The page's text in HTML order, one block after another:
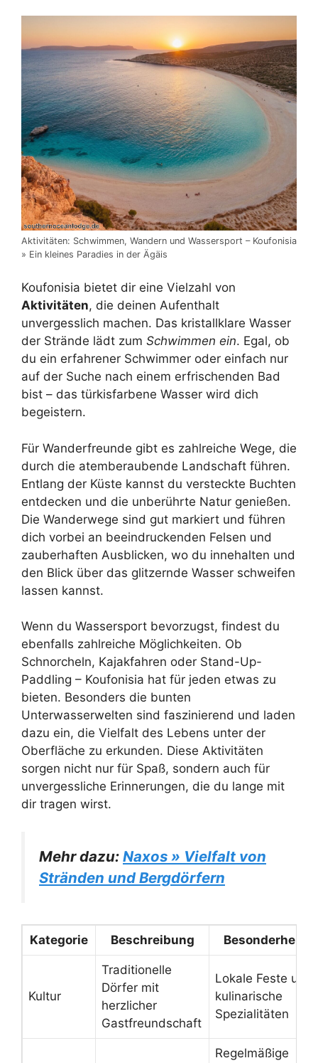
Aktivitäten: Schwimmen, Wandern und Wassersport – Koufonisia
» Ein kleines Paradies in der Ägäis
Koufonisia bietet dir eine Vielzahl von
Aktivitäten, die deinen Aufenthalt
unvergesslich machen. Das kristallklare Wasser
der Strände lädt zum Schwimmen ein. Egal, ob
du ein erfahrener Schwimmer oder einfach nur
auf der Suche nach einem erfrischenden Bad
bist – das türkisfarbene Wasser wird dich
begeistern.
Für Wanderfreunde gibt es zahlreiche Wege, die
durch die atemberaubende Landschaft führen.
Entlang der Küste kannst du versteckte Buchten
entdecken und die unberührte Natur genießen.
Die Wanderwege sind gut markiert und führen
dich vorbei an beeindruckenden Felsen und
zauberhaften Ausblicken, wo du innehalten und
den Blick über das glitzernde Wasser schweifen
lassen kannst.
Wenn du Wassersport bevorzugst, findest du
ebenfalls zahlreiche Möglichkeiten. Ob
Schnorcheln, Kajakfahren oder Stand-Up-
Paddling – Koufonisia hat für jeden etwas zu
bieten. Besonders die bunten
Unterwasserwelten sind faszinierend und laden
dazu ein, die Vielfalt des Lebens unter der
Oberfläche zu erkunden. Diese Aktivitäten
sorgen nicht nur für Spaß, sondern auch für
unvergessliche Erinnerungen, die du lange mit
dir tragen wirst.
Mehr dazu: Naxos » Vielfalt von
Stränden und Bergdörfern
Kategorie Beschreibung Besonderheiten
Kultur
Traditionelle
Dörfer mit
herzlicher
Gastfreundschaft
Lokale Feste und
kulinarische
Spezialitäten
Regelmäßige